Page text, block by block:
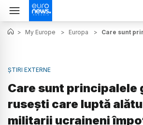
> My Europe > Europa > Care sunt
ȘTIRI EXTERNE
Care sunt principalele
rusești care luptă
militarii ucraineni